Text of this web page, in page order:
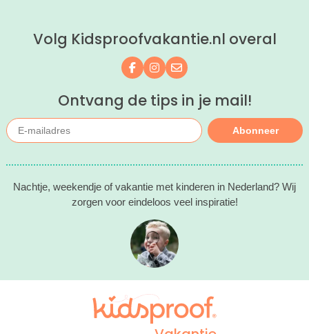
Volg Kidsproofvakantie.nl overal
Volg ons op Facebook
Volg ons op Instagram
Mail ons
Ontvang de tips in je mail!
Abonneer
Nachtje, weekendje of vakantie met kinderen in Nederland? Wij
zorgen voor eindeloos veel inspiratie!